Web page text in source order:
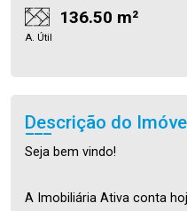
136.50 m²
A. Útil
Descrição do
Seja bem vindo!
A Imobiliária Ativa conta